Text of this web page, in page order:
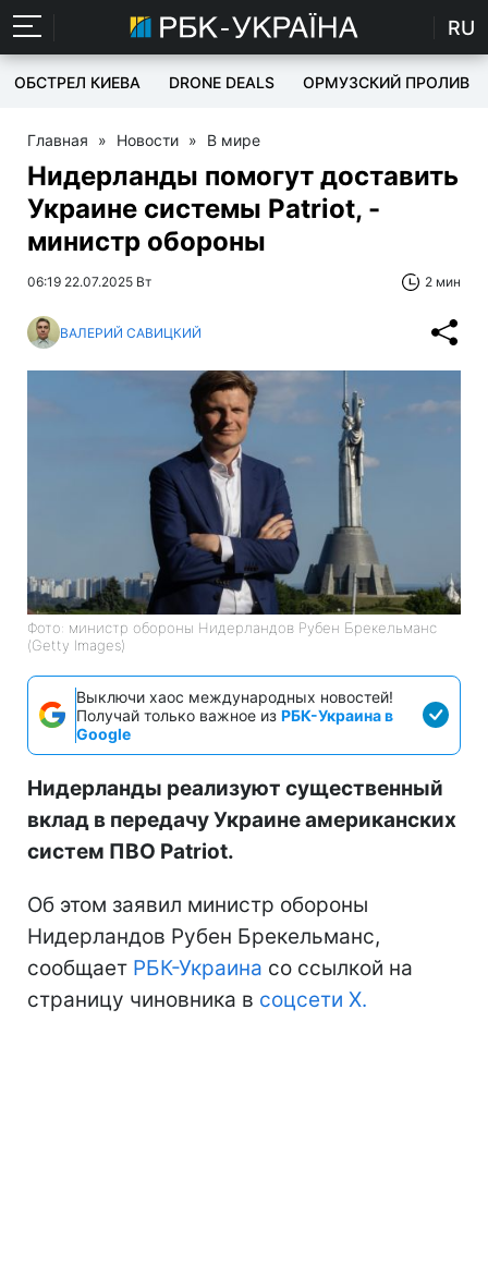
RU
ОБСТРЕЛ КИЕВА DRONE DEALS ОРМУЗСКИЙ ПРОЛИВ
Главная » Новости » В мире
Нидерланды помогут доставить
Украине системы Patriot, -
министр обороны
06:19 22.07.2025 Вт 2 мин
ВАЛЕРИЙ САВИЦКИЙ
Фото: министр обороны Нидерландов Рубен Брекельманс
(Getty Images)
Выключи хаос международных новостей!
Получай только важное из РБК-Украина в
Google
Нидерланды реализуют существенный
вклад в передачу Украине американских
систем ПВО Patriot.
Об этом заявил министр обороны
Нидерландов Рубен Брекельманс,
сообщает РБК-Украина со ссылкой на
страницу чиновника в соцсети Х.